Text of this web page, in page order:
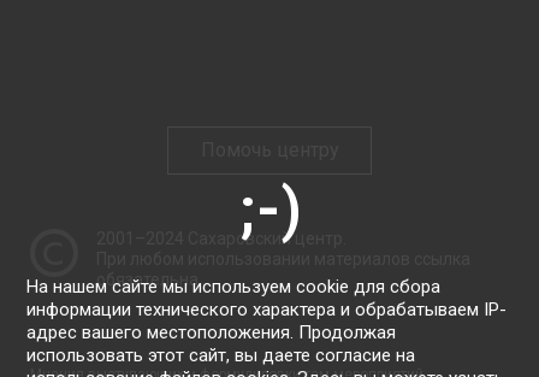
Сахаровский центр
обязательна.
На нашем сайте мы используем cookie для сбора
информации технического характера и обрабатываем IP-
адрес вашего местоположения. Продолжая
использовать этот сайт, вы даете согласие на